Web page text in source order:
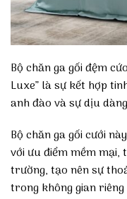
Bộ chăn ga gối đệm
Luxe” là sự kết hợp
anh đào và sự dịu
Bộ chăn ga gối cưới
với ưu điểm mềm mại,
trường, tạo nên sự
trong không gian